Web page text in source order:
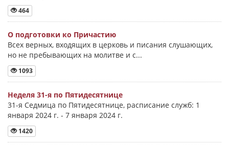
464
О подготовки ко Причастию
Всех верных, входящих в церковь и писания слушающих,
но не пребывающих на молитве и с...
1093
Неделя 31-я по Пятидесятнице
31-я Седмица по Пятидесятнице, расписание служб: 1
января 2024 г. - 7 января 2024 г.
1420